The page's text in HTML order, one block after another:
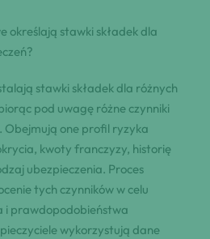
określają stawki składek dla
stawki składek dla różnych
pod uwagę różne czynniki
Obejmują one profil ryzyka
kwoty franczyzy, historię
ubezpieczenia. Proces
tych czynników w celu
i prawdopodobieństwa
wykorzystują dane